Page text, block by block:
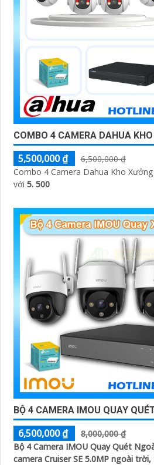
COMBO 4 CAMERA DAHUA
5,500,000 ₫
6,500,000 ₫
Combo 4 Camera Dahua Kho
với 5. 500
BỘ 4 CAMERA IMOU QUAY
6,500,000 ₫
8,000,000 ₫
Bộ 4 Camera IMOU Quay Quét
camera Cruiser SE 5.0MP ngoài